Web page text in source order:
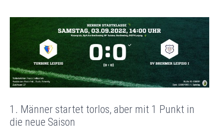
1. Männer startet torlos, aber mit 1 Punkt in
die neue Saison